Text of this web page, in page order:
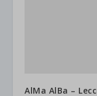
AlMa AlBa –